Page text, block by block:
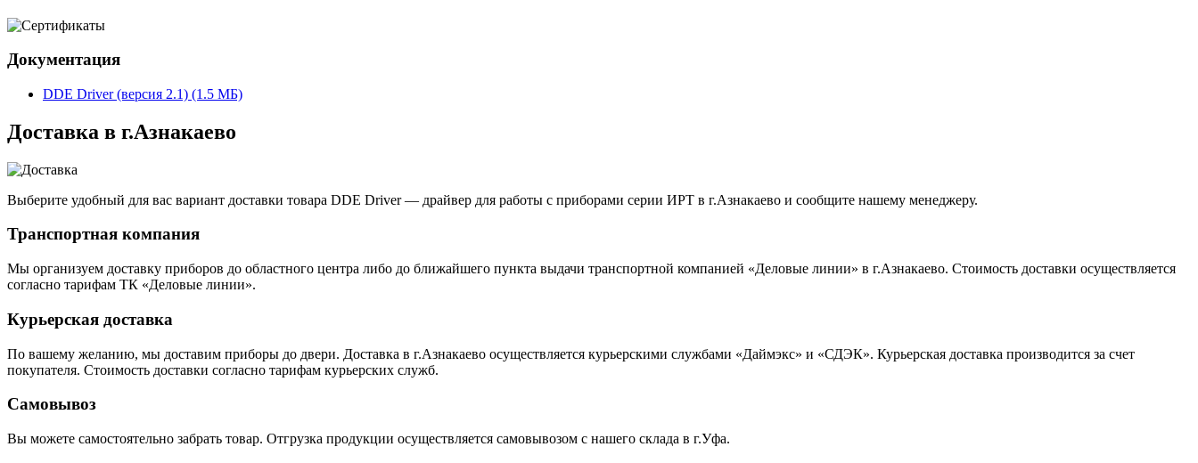
Документация
DDE Driver (версия 2.1) (1.5 MБ)
Доставка в г.Азнакаево
Выберите удобный для вас вариант доставки товара DDE Driver — драйвер для работы с приборами серии ИРТ в г.Азнакаево и сообщите нашему менеджеру.
Транспортная компания
Мы организуем доставку приборов до областного центра либо до ближайшего пункта выдачи транспортной компанией «Деловые линии» в г.Азнакаево. Стоимость доставки осуществляется
согласно тарифам ТК «Деловые линии».
Курьерская доставка
По вашему желанию, мы доставим приборы до двери. Доставка в г.Азнакаево осуществляется курьерскими службами «Даймэкс» и «СДЭК». Курьерская доставка производится за счет
покупателя. Стоимость доставки согласно тарифам курьерских служб.
Самовывоз
Вы можете самостоятельно забрать товар. Отгрузка продукции осуществляется самовывозом с нашего склада в г.Уфа.